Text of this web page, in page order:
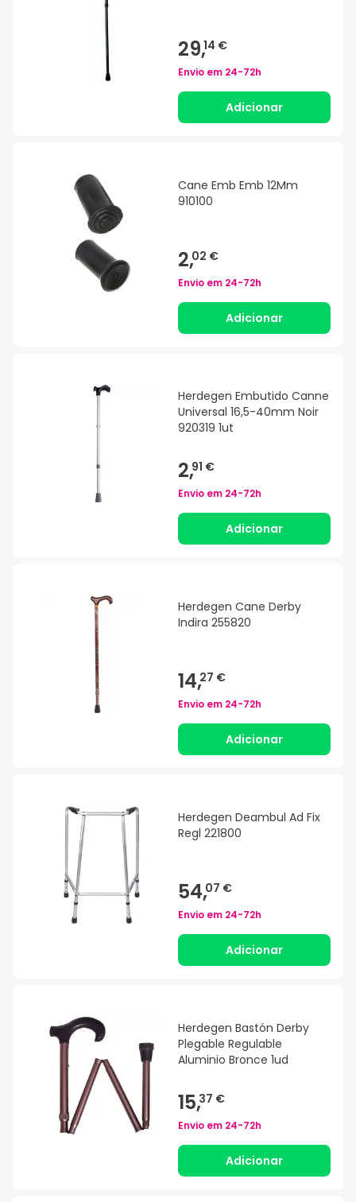
29,14 €
Envio em 24-72h
Adicionar
Cane Emb Emb 12Mm
910100
2,02 €
Envio em 24-72h
Adicionar
Herdegen Embutido Canne
Universal 16,5-40mm Noir
920319 1ut
2,91 €
Envio em 24-72h
Adicionar
Herdegen Cane Derby
Indira 255820
14,27 €
Envio em 24-72h
Adicionar
Herdegen Deambul Ad Fix
Regl 221800
54,07 €
Envio em 24-72h
Adicionar
Herdegen Bastón Derby
Plegable Regulable
Aluminio Bronce 1ud
15,37 €
Envio em 24-72h
Adicionar